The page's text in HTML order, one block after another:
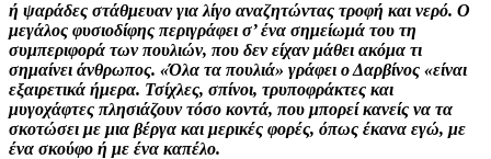
ή ψαράδες στάθμευαν για λίγο αναζητώντας τροφή και νερό. Ο
μεγάλος φυσιοδίφης περιγράφει σ’ ένα σημείωμά του τη
συμπεριφορά των πουλιών, που δεν είχαν μάθει ακόμα τι
σημαίνει άνθρωπος. «Όλα τα πουλιά» γράφει ο Δαρβίνος «είναι
εξαιρετικά ήμερα. Τσίχλες, σπίνοι, τρυποφράκτες και
μυγοχάφτες πλησιάζουν τόσο κοντά, που μπορεί κανείς να τα
σκοτώσει με μια βέργα και μερικές φορές, όπως έκανα εγώ, με
ένα σκούφο ή με ένα καπέλο.